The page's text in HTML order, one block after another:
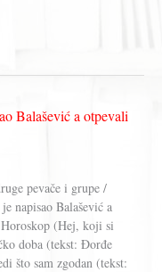
Balašević a otpevali
pevače i grupe /
napisao Balašević a
(Hej, koji si
doba (tekst: Đorđe
što sam zgodan (tekst: